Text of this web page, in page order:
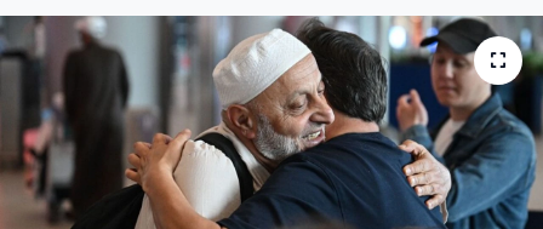
Oyun
Ramazan
Resmi İlanlar
Rüya Tabirleri